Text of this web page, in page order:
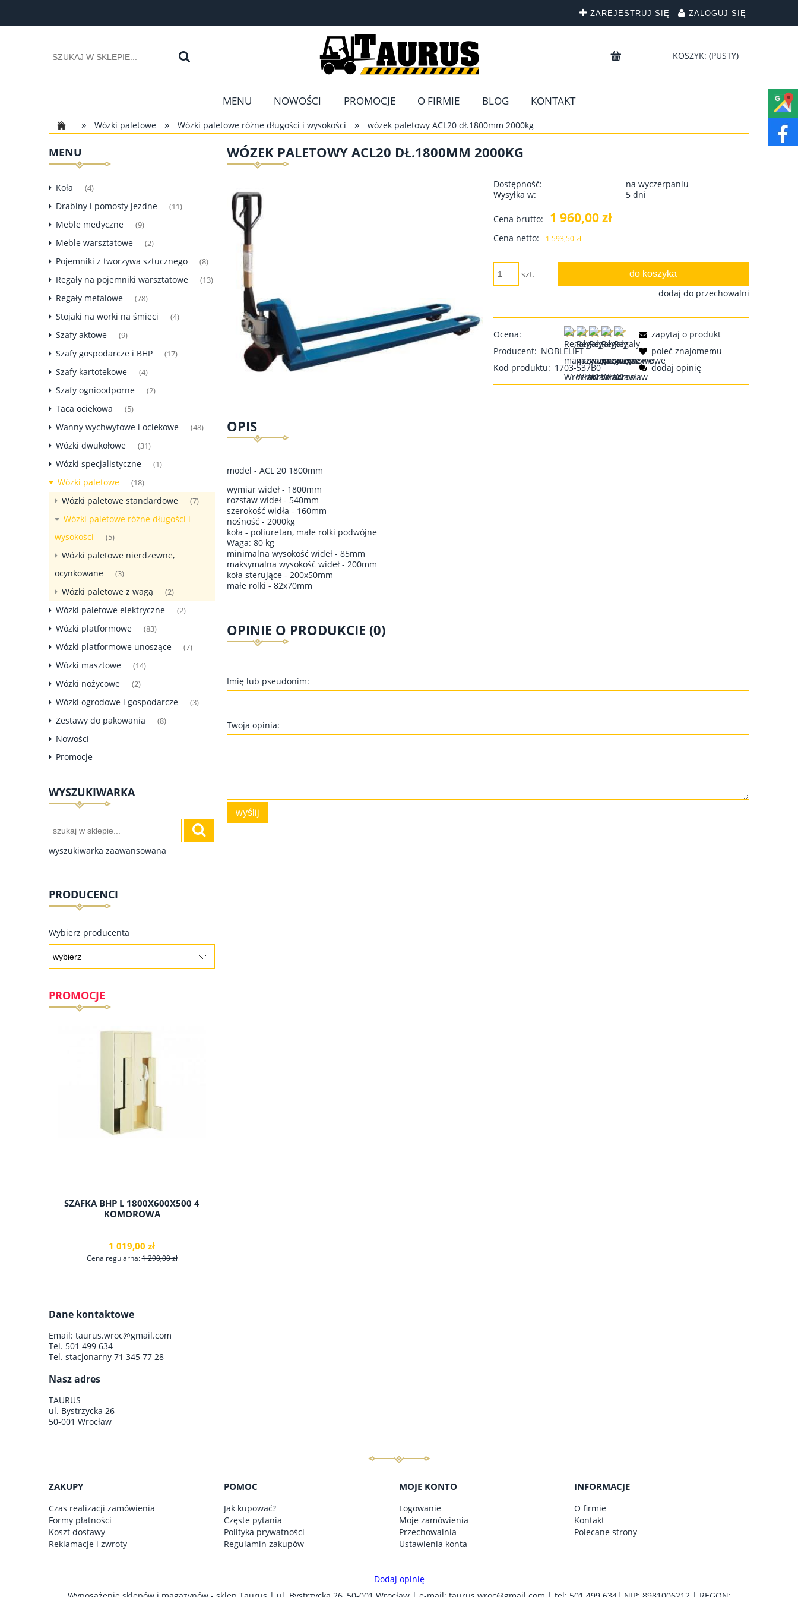
ZAREJESTRUJ SIĘ ZALOGUJ SIĘ
KOSZYK: (PUSTY)
MENU NOWOŚCI PROMOCJE O FIRMIE BLOG
KONTAKT
»
Wózki paletowe » Wózki paletowe różne długości i wysokości » wózek paletowy ACL20 dł.1800mm 2000kg
MENU
Koła (4)
Drabiny i pomosty jezdne (11)
Meble medyczne (9)
Meble warsztatowe (2)
Pojemniki z tworzywa sztucznego (8)
Regały na pojemniki warsztatowe (13)
Regały metalowe (78)
Stojaki na worki na śmieci (4)
Szafy aktowe (9)
Szafy gospodarcze i BHP (17)
Szafy kartotekowe (4)
Szafy ognioodporne (2)
Taca ociekowa (5)
Wanny wychwytowe i ociekowe (48)
Wózki dwukołowe (31)
Wózki specjalistyczne (1)
Wózki paletowe (18)
Wózki paletowe standardowe (7)
Wózki paletowe różne długości i
wysokości
(5)
Wózki paletowe nierdzewne,
ocynkowane
(3)
Wózki paletowe z wagą (2)
Wózki paletowe elektryczne (2)
Wózki platformowe (83)
Wózki platformowe unoszące (7)
Wózki masztowe (14)
Wózki nożycowe (2)
Wózki ogrodowe i gospodarcze (3)
Zestawy do pakowania (8)
Nowości
Promocje
WYSZUKIWARKA
wyszukiwarka zaawansowana
PRODUCENCI
Wybierz producenta
PROMOCJE
SZAFKA BHP L 1800X600X500 4
KOMOROWA
1 019,00 zł
Cena regularna:1 290,00 zł
do koszyka
Dane kontaktowe
Email: taurus.wroc@gmail.com
Tel. 501 499 634
Tel. stacjonarny 71 345 77 28
Nasz adres
TAURUS
ul. Bystrzycka 26
50-001 Wrocław
WÓZEK PALETOWY ACL20 DŁ.1800MM 2000KG
Dostępność:
na wyczerpaniu
Wysyłka w:
5 dni
Cena brutto: 1 960,00 zł
Cena netto: 1 593,50 zł
szt. do koszyka
dodaj do przechowalni
Ocena:
Producent: NOBLELIFT
Kod produktu: 1703-537B0
zapytaj o produkt
poleć znajomemu
dodaj opinię
OPIS
model - ACL 20 1800mm
wymiar wideł - 1800mm
rozstaw wideł - 540mm
szerokość widła - 160mm
nośność - 2000kg
koła - poliuretan, małe rolki podwójne
Waga: 80 kg
minimalna wysokość wideł - 85mm
maksymalna wysokość wideł - 200mm
koła sterujące - 200x50mm
małe rolki - 82x70mm
OPINIE O PRODUKCIE (0)
Imię lub pseudonim:
Twoja opinia:
wyślij
ZAKUPY
Czas realizacji zamówienia
Formy płatności
Koszt dostawy
Reklamacje i zwroty
POMOC
Jak kupować?
Częste pytania
Polityka prywatności
Regulamin zakupów
MOJE KONTO
Logowanie
Moje zamówienia
Przechowalnia
Ustawienia konta
INFORMACJE
O firmie
Kontakt
Polecane strony
Dodaj opinię